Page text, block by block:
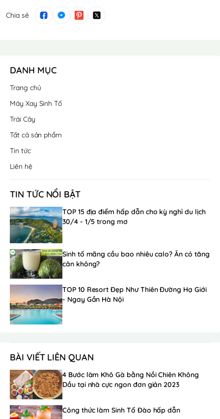
Chia sẻ
DANH MỤC
Trang chủ
Máy Xay Sinh Tố
Trái Cây
Tất cả sản phẩm
Tin tức
Liên hệ
TIN TỨC NỔI BẬT
TOP 15 địa điểm hấp dẫn cho kỳ nghỉ du lịch
30/4 - 1/5 trong mơ
Sinh tố mãng cầu bao nhiêu calo? Ăn có tăng
cân không?
TOP 10 Resort Đẹp Như Thiên Đường Hạ Giới
- Ngay Gần Hà Nội
BÀI VIẾT LIÊN QUAN
4 Bước làm Khô Gà bằng Nồi Chiên Không
Dầu tại nhà cực ngon đơn giản 2023
Công thức làm Sinh Tố Đào hấp dẫn